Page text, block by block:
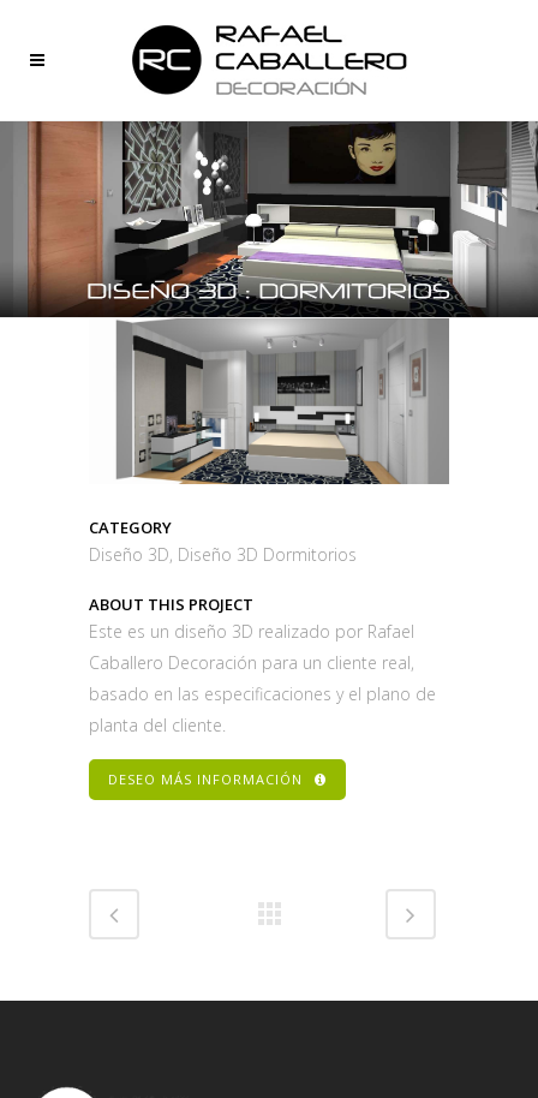
CATEGORY
Diseño 3D, Diseño 3D Dormitorios
ABOUT THIS PROJECT
Este es un diseño 3D realizado por Rafael
Caballero Decoración para un cliente real,
basado en las especificaciones y el plano de
planta del cliente.
DESEO MÁS INFORMACIÓN